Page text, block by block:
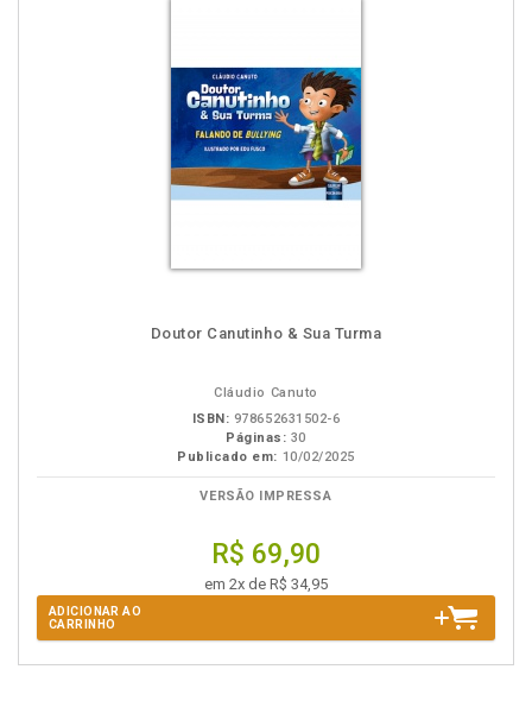
Doutor Canutinho & Sua Turma
Cláudio Canuto
ISBN: 978652631502-6
Páginas: 30
Publicado em: 10/02/2025
VERSÃO IMPRESSA
R$ 69,90
em 2x de R$ 34,95
ADICIONAR AO
CARRINHO